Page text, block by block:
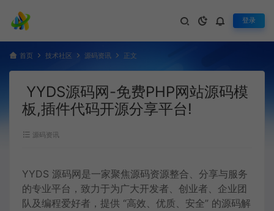
登录
首页 技术社区 源码资讯 正文
YYDS源码网-免费PHP网站源码模
板,插件代码开源分享平台!
源码资讯
YYDS 源码网是一家聚焦源码资源整合、分享与服务
的专业平台，致力于为广大开发者、创业者、企业团
队及编程爱好者，提供 “高效、优质、安全” 的源码解